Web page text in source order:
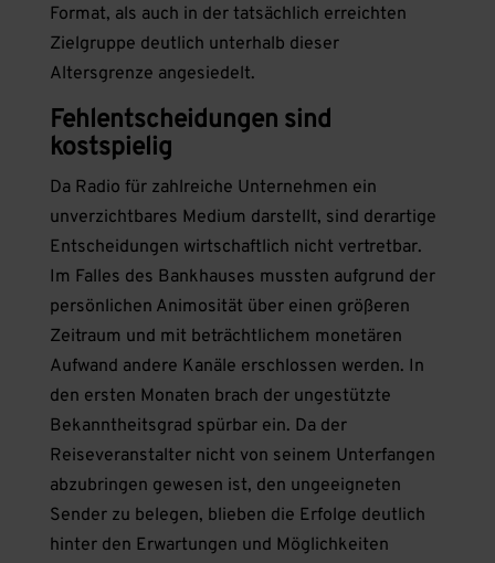
Format, als auch in der tatsächlich erreichten
Zielgruppe deutlich unterhalb dieser
Altersgrenze angesiedelt.
Fehlentscheidungen sind
kostspielig
Da Radio für zahlreiche Unternehmen ein
unverzichtbares Medium darstellt, sind derartige
Entscheidungen wirtschaftlich nicht vertretbar.
Im Falles des Bankhauses mussten aufgrund der
persönlichen Animosität über einen größeren
Zeitraum und mit beträchtlichem monetären
Aufwand andere Kanäle erschlossen werden. In
den ersten Monaten brach der ungestützte
Bekanntheitsgrad spürbar ein. Da der
Reiseveranstalter nicht von seinem Unterfangen
abzubringen gewesen ist, den ungeeigneten
Sender zu belegen, blieben die Erfolge deutlich
hinter den Erwartungen und Möglichkeiten